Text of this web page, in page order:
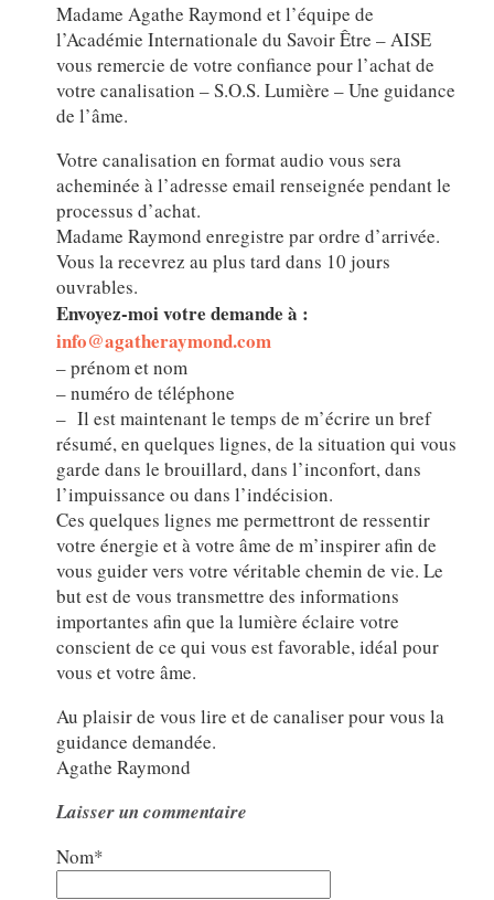
Madame Agathe Raymond et l’équipe de
l’Académie Internationale du Savoir Être – AISE
vous remercie de votre confiance pour l’achat de
votre canalisation – S.O.S. Lumière – Une guidance
de l’âme.
Votre canalisation en format audio vous sera
acheminée à l’adresse email renseignée pendant le
processus d’achat.
Madame Raymond enregistre par ordre d’arrivée.
Vous la recevrez au plus tard dans 10 jours
ouvrables.
Envoyez-moi votre demande à :
info@agatheraymond.com
– prénom et nom
– numéro de téléphone
– Il est maintenant le temps de m’écrire un bref
résumé, en quelques lignes, de la situation qui vous
garde dans le brouillard, dans l’inconfort, dans
l’impuissance ou dans l’indécision.
Ces quelques lignes me permettront de ressentir
votre énergie et à votre âme de m’inspirer afin de
vous guider vers votre véritable chemin de vie. Le
but est de vous transmettre des informations
importantes afin que la lumière éclaire votre
conscient de ce qui vous est favorable, idéal pour
vous et votre âme.
Au plaisir de vous lire et de canaliser pour vous la
guidance demandée.
Agathe Raymond
Laisser un commentaire
Nom*